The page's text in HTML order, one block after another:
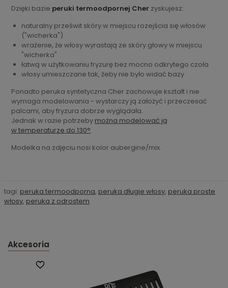
Dzięki bazie peruki termoodpornej Cher zyskujesz:
naturalny prześwit skóry w miejscu rozejścia się włosów
("wicherka")
wrażenie, że włosy wyrastają ze skóry głowy w miejscu
"wicherka"
łatwą w użytkowaniu fryzurę bez mocno odkrytego czoła
włosy umieszczane tak, żeby nie było widać bazy
Ponadto peruka syntetyczna Cher zachowuje kształt i nie
wymaga modelowania - wystarczy ją założyć i przeczesać
palcami, aby fryzura dobrze wyglądała.
Jednak w razie potrzeby można modelować ją
w temperaturze do 130°.
Modelka na zdjęciu nosi kolor aubergine/mix.
tagi: peruka termoodporna, peruka długie włosy, peruka proste
włosy, peruka z odrostem
Akcesoria